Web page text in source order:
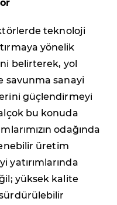
teknoloji
yönelik
belirterek, yol
savunma sanayi
güçlendirmeyi
bu konuda
odağında
üretim
yatırımlarında
yüksek kalite